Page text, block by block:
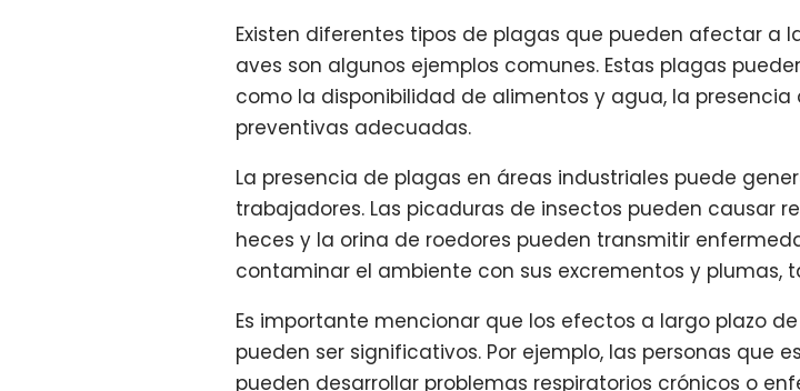
Existen diferentes tipos de plagas que pueden afectar a
aves son algunos ejemplos comunes. Estas plagas
como la disponibilidad de alimentos y agua, la
preventivas adecuadas.
La presencia de plagas en áreas industriales puede
trabajadores. Las picaduras de insectos pueden causar
heces y la orina de roedores pueden transmitir
contaminar el ambiente con sus excrementos y plumas,
Es importante mencionar que los efectos a largo plazo
pueden ser significativos. Por ejemplo, las personas que
pueden desarrollar problemas respiratorios crónicos o